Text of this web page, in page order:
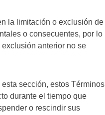
la limitación o exclusión de
o consecuentes, por lo
anterior no se
esta sección, estos Términos
durante el tiempo que
o rescindir sus